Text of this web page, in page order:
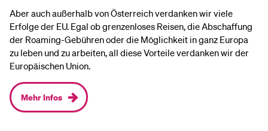
Aber auch außerhalb von Österreich verdanken wir viele
Erfolge der EU. Egal ob grenzenloses Reisen, die Abschaffung
der Roaming-Gebühren oder die Möglichkeit in ganz Europa
zu leben und zu arbeiten, all diese Vorteile verdanken wir der
Europäischen Union.
Mehr Infos